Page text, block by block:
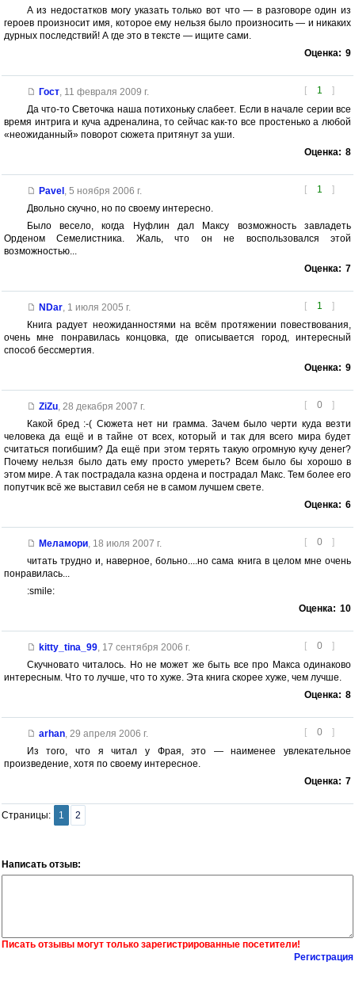
А из недостатков могу указать только вот что — в разговоре один из
героев произносит имя, которое ему нельзя было произносить — и никаких
дурных последствий! А где это в тексте — ищите сами.
Оценка: 9
[ 1 ]
Гост, 11 февраля 2009 г.
Да что-то Светочка наша потихоньку слабеет. Если в начале серии все
время интрига и куча адреналина, то сейчас как-то все простенько а любой
«неожиданный» поворот сюжета притянут за уши.
Оценка: 8
[ 1 ]
Pavel , 5 ноября 2006 г.
Двольно скучно, но по своему интересно.
Было весело, когда Нуфлин дал Максу возможность завладеть
Орденом Семелистника. Жаль, что он не воспользовался этой
возможностью...
Оценка: 7
[ 1 ]
NDar, 1 июля 2005 г.
Книга радует неожиданностями на всём протяжении повествования,
очень мне понравилась концовка, где описывается город, интересный
способ бессмертия.
Оценка: 9
[ 0 ]
ZiZu, 28 декабря 2007 г.
Какой бред :-( Сюжета нет ни грамма. Зачем было черти куда везти
человека да ещё и в тайне от всех, который и так для всего мира будет
считаться погибшим? Да ещё при этом терять такую огромную кучу денег?
Почему нельзя было дать ему просто умереть? Всем было бы хорошо в
этом мире. А так пострадала казна ордена и пострадал Макс. Тем более его
попутчик всё же выставил себя не в самом лучшем свете.
Оценка: 6
[ 0 ]
Меламори, 18 июля 2007 г.
читать трудно и, наверное, больно....но сама книга в целом мне очень
понравилась...
:smile:
Оценка: 10
[ 0 ]
kitty_tina_99, 17 сентября 2006 г.
Скучновато читалось. Но не может же быть все про Макса одинаково
интересным. Что то лучше, что то хуже. Эта книга скорее хуже, чем лучше.
Оценка: 8
[ 0 ]
arhan, 29 апреля 2006 г.
Из того, что я читал у Фрая, это — наименее увлекательное
произведение, хотя по своему интересное.
Оценка: 7
Страницы: 1 2
Написать отзыв:
Писать отзывы могут только зарегистрированные посетители!
Регистрация